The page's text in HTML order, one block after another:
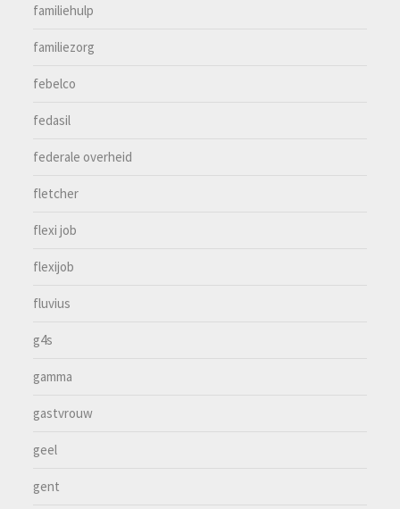
familiehulp
familiezorg
febelco
fedasil
federale overheid
fletcher
flexi job
flexijob
fluvius
g4s
gamma
gastvrouw
geel
gent